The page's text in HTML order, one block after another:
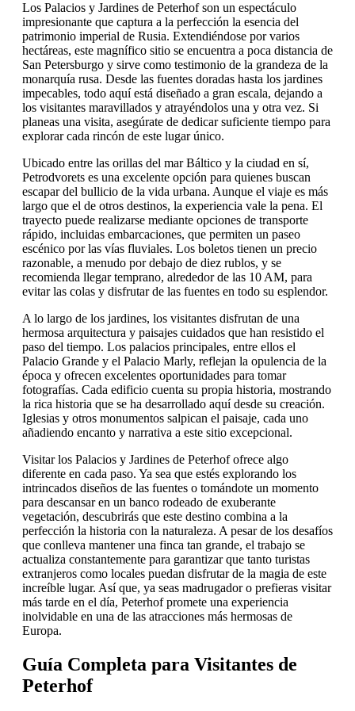
Los Palacios y Jardines de Peterhof son un espectáculo
impresionante que captura a la perfección la esencia del
patrimonio imperial de Rusia. Extendiéndose por varios
hectáreas, este magnífico sitio se encuentra a poca distancia de
San Petersburgo y sirve como testimonio de la grandeza de la
monarquía rusa. Desde las fuentes doradas hasta los jardines
impecables, todo aquí está diseñado a gran escala, dejando a
los visitantes maravillados y atrayéndolos una y otra vez. Si
planeas una visita, asegúrate de dedicar suficiente tiempo para
explorar cada rincón de este lugar único.
Ubicado entre las orillas del mar Báltico y la ciudad en sí,
Petrodvorets es una excelente opción para quienes buscan
escapar del bullicio de la vida urbana. Aunque el viaje es más
largo que el de otros destinos, la experiencia vale la pena. El
trayecto puede realizarse mediante opciones de transporte
rápido, incluidas embarcaciones, que permiten un paseo
escénico por las vías fluviales. Los boletos tienen un precio
razonable, a menudo por debajo de diez rublos, y se
recomienda llegar temprano, alrededor de las 10 AM, para
evitar las colas y disfrutar de las fuentes en todo su esplendor.
A lo largo de los jardines, los visitantes disfrutan de una
hermosa arquitectura y paisajes cuidados que han resistido el
paso del tiempo. Los palacios principales, entre ellos el
Palacio Grande y el Palacio Marly, reflejan la opulencia de la
época y ofrecen excelentes oportunidades para tomar
fotografías. Cada edificio cuenta su propia historia, mostrando
la rica historia que se ha desarrollado aquí desde su creación.
Iglesias y otros monumentos salpican el paisaje, cada uno
añadiendo encanto y narrativa a este sitio excepcional.
Visitar los Palacios y Jardines de Peterhof ofrece algo
diferente en cada paso. Ya sea que estés explorando los
intrincados diseños de las fuentes o tomándote un momento
para descansar en un banco rodeado de exuberante
vegetación, descubrirás que este destino combina a la
perfección la historia con la naturaleza. A pesar de los desafíos
que conlleva mantener una finca tan grande, el trabajo se
actualiza constantemente para garantizar que tanto turistas
extranjeros como locales puedan disfrutar de la magia de este
increíble lugar. Así que, ya seas madrugador o prefieras visitar
más tarde en el día, Peterhof promete una experiencia
inolvidable en una de las atracciones más hermosas de
Europa.
Guía Completa para Visitantes de
Peterhof